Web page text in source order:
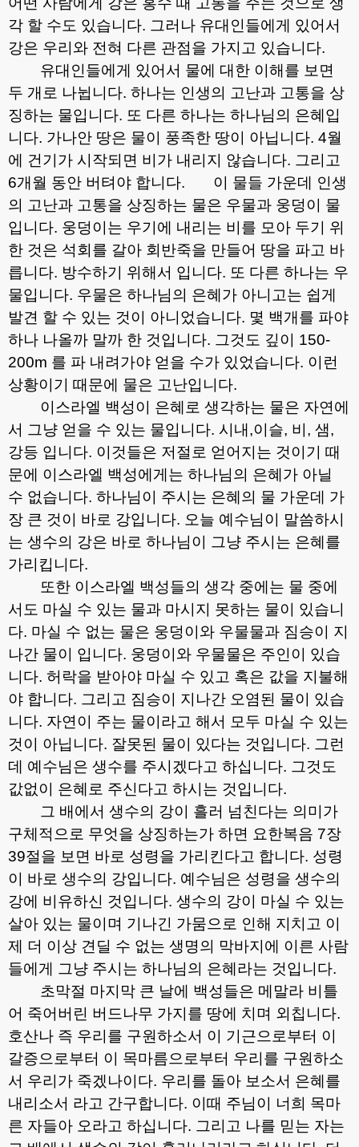
각 할 수도 있습니다. 그러나 유대인들에게 있어서
강은 우리와 전혀 다른 관점을 가지고 있습니다.
유대인들에게 있어서 물에 대한 이해를 보면
두 개로 나뉩니다. 하나는 인생의 고난과 고통을 상
징하는 물입니다. 또 다른 하나는 하나님의 은혜입
니다. 가나안 땅은 물이 풍족한 땅이 아닙니다. 4월
에 건기가 시작되면 비가 내리지 않습니다. 그리고
6개월 동안 버텨야 합니다.
이 물들 가운데 인생
의 고난과 고통을 상징하는 물은 우물과 웅덩이 물
입니다. 웅덩이는 우기에 내리는 비를 모아 두기 위
한 것은 석회를 갈아 회반죽을 만들어 땅을 파고 바
릅니다. 방수하기 위해서 입니다. 또 다른 하나는 우
물입니다. 우물은 하나님의 은혜가 아니고는 쉽게
발견 할 수 있는 것이 아니었습니다. 몇 백개를 파야
하나 나올까 말까 한 것입니다. 그것도 깊이
150-
200m 를 파 내려가야 얻을 수가 있었습니다. 이런
상황이기 때문에 물은 고난입니다.
이스라엘 백성이 은혜로 생각하는 물은 자연에
서 그냥 얻을 수 있는 물입니다. 시내 ,이슬, 비 , 샘,
강등 입니다. 이것들은 저절로 얻어지는 것이기 때
문에 이스라엘 백성에게는 하나님의 은혜가 아닐
수 없습니다. 하나님이 주시는 은혜의 물 가운데 가
장 큰 것이 바로 강입니다. 오늘 예수님이 말씀하시
는 생수의 강은 바로 하나님이 그냥 주시는 은혜를
가리킵니다.
또한 이스라엘 백성들의 생각 중에는 물 중에
서도 마실 수 있는 물과 마시지 못하는 물이 있습니
다. 마실 수 없는 물은 웅덩이와 우물물과 짐승이 지
나간 물이 입니다. 웅덩이와 우물물은 주인이 있습
니다. 허락을 받아야 마실 수 있고 혹은 값을 지불해
야 합니다. 그리고 짐승이 지나간 오염된 물이 있습
니다. 자연이 주는 물이라고 해서 모두 마실 수 있는
것이 아닙니다. 잘못된 물이 있다는 것입니다. 그런
데 예수님은 생수를 주시겠다고 하십니다. 그것도
값없이 은혜로 주신다고 하시는 것입니다.
그 배에서 생수의 강이 흘러 넘친다는 의미가
구체적으로 무엇을 상징하는가 하면 요한복음 7장
39절을 보면 바로 성령을 가리킨다고 합니다. 성령
이 바로 생수의 강입니다. 예수님은 성령을 생수의
강에 비유하신 것입니다. 생수의 강이 마실 수 있는
살아 있는 물이며 기나긴 가뭄으로 인해 지치고 이
제 더 이상 견딜 수 없는 생명의 막바지에 이른 사람
들에게 그냥 주시는 하나님의 은혜라는 것입니다.
초막절 마지막 큰 날에 백성들은 메말라 비틀
어 죽어버린 버드나무 가지를 땅에 치며 외칩니다.
호산나 즉 우리를 구원하소서 이 기근으로부터 이
갈증으로부터 이 목마름으로부터 우리를 구원하소
서 우리가 죽겠나이다. 우리를 돌아 보소서 은혜를
내리소서 라고 간구합니다. 이때 주님이 너희 목마
른 자들아 오라고 하십니다. 그리고 나를 믿는 자는